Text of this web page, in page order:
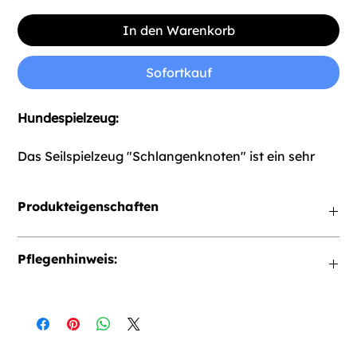
In den Warenkorb
Sofortkauf
Hundespielzeug:
Das Seilspielzeug "Schlangenknoten" ist ein sehr
Egal, ob Du das Spielzeug vor Deinem Hund
versteckst, damit er es suchen kann, es werfen
möchtest, damit er es wieder zurückbringt, oder ihr
gemeinsam daran zerrt - hier kommt keine
Welpen Spielzeug:
Produkteigenschaften
Pflegenhinweis: